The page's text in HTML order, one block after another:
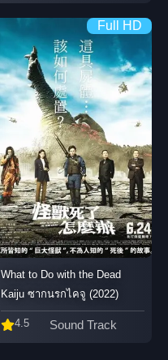
Full HD
What to Do with the Dead
Kaiju ซากนรกไคจู (2022)
4.5 Sound Track